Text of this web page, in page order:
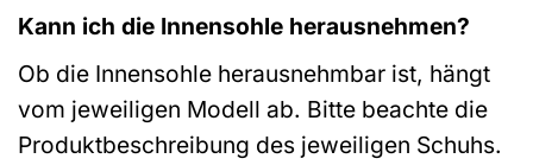
Kann ich die Innensohle herausnehmen?
Ob die Innensohle herausnehmbar ist, hängt
vom jeweiligen Modell ab. Bitte beachte die
Produktbeschreibung des jeweiligen Schuhs.